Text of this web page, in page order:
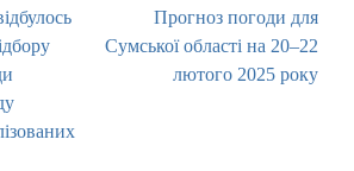
Прогноз погоди для
Сумської області на 20–22
лютого 2025 року